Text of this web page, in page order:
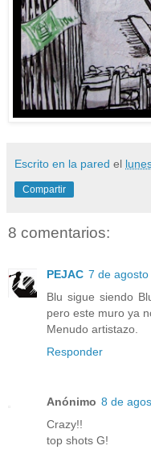
Escrito en la pared el
Compartir
8 comentarios:
PEJAC 7 de
Blu sigue siendo
pero este muro ya
Menudo artistazo.
Responder
Anónimo 8 de
Crazy!!
top shots G!